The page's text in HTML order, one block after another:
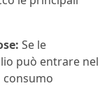
Se le
può entrare nel
consumo